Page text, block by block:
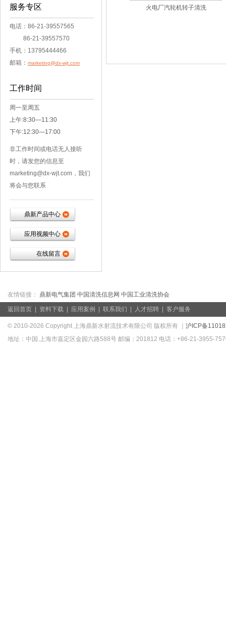
服务专区
电话：86-21-39557565
86-21-39557570
手机：13795444466
邮箱： marketing@dx-wjt.com
工作时间
周一至周五
上午:8:30—11:30
下午:12:30—17:00
非工作时间或电话无人接听
时，请发您的信息至
marketing@dx-wjt.com，我们
将会与您联系
鼎新产品中心
应用视频中心
在线留言
火电厂汽轮机转子清洗
友情链接： 鼎新电气集团 中国清洗信息网 中国工业清洗协会
返回首页 资料下载 应用案例 联系我们 人才招聘 客户服务
© 2010-2026 Copyright 上海鼎新水射流技术有限公司 版权所有 ｜ 沪ICP备
地址：中国.上海市嘉定区金园六路588号 邮编：201812 电话：+86-21-3955-